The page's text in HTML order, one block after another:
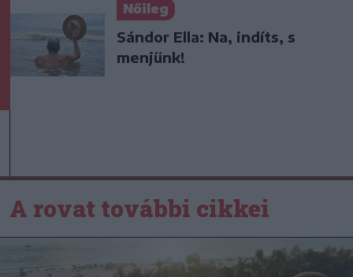
Nőileg
Sándor Ella: Na, indíts, s
menjünk!
A rovat további cikkei